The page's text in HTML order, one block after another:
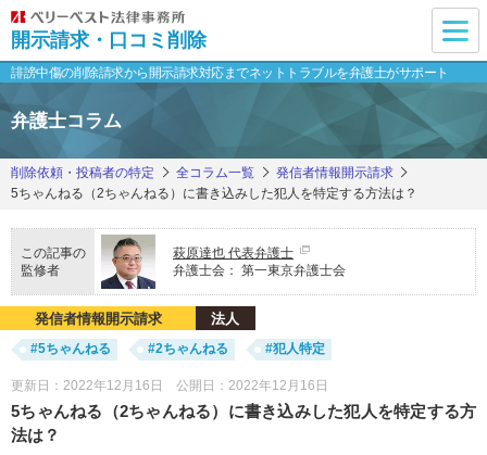
開示請求・口コミ削除
誹謗中傷の削除請求から開示請求対応までネットトラブルを弁護士がサポート
弁護士コラム
削除依頼・投稿者の特定 全コラム一覧
発信者情報開示請求
5ちゃんねる（2ちゃんねる）に書き込みした犯人を特定する方法は？
この記事の
監修者
萩原達也 代表弁護士
弁護士会： 第一東京弁護士会
発信者情報開示請求 法人
更新日：2022年12月16日 公開日：2022年12月16日
5ちゃんねる（2ちゃんねる）に書き込みした犯人を特定する方
法は？
#5ちゃんねる #2ちゃんねる #犯人特定